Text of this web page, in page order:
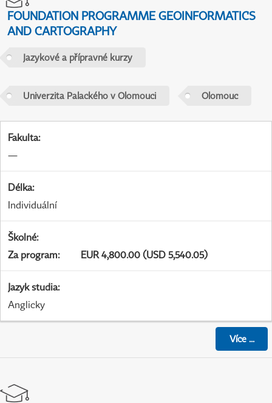
FOUNDATION PROGRAMME GEOINFORMATICS
AND CARTOGRAPHY
Jazykové a přípravné kurzy
Univerzita Palackého v Olomouci Olomouc
Fakulta:
—
Délka:
Individuální
Školné:
Za program: EUR 4,800.00 (USD 5,540.05)
Jazyk studia:
Anglicky
Více...